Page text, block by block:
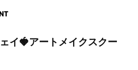
イ🍓アートメイクスクー